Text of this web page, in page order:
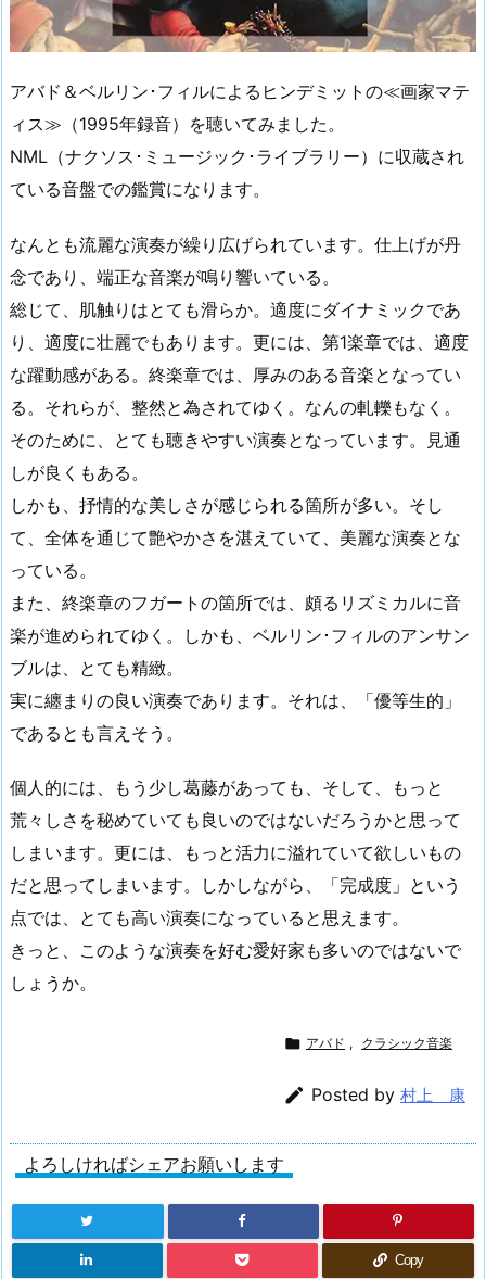
アバド＆ベルリン･フィルによるヒンデミットの≪画家マテ
ィス≫（1995年録音）を聴いてみました。
NML（ナクソス･ミュージック･ライブラリー）に収蔵され
ている音盤での鑑賞になります。
なんとも流麗な演奏が繰り広げられています。仕上げが丹
念であり、端正な音楽が鳴り響いている。
総じて、肌触りはとても滑らか。適度にダイナミックであ
り、適度に壮麗でもあります。更には、第1楽章では、適度
な躍動感がある。終楽章では、厚みのある音楽となってい
る。それらが、整然と為されてゆく。なんの軋轢もなく。
そのために、とても聴きやすい演奏となっています。見通
しが良くもある。
しかも、抒情的な美しさが感じられる箇所が多い。そし
て、全体を通じて艶やかさを湛えていて、美麗な演奏とな
っている。
また、終楽章のフガートの箇所では、頗るリズミカルに音
楽が進められてゆく。しかも、ベルリン･フィルのアンサン
ブルは、とても精緻。
実に纏まりの良い演奏であります。それは、「優等生的」
であるとも言えそう。
個人的には、もう少し葛藤があっても、そして、もっと
荒々しさを秘めていても良いのではないだろうかと思って
しまいます。更には、もっと活力に溢れていて欲しいもの
だと思ってしまいます。しかしながら、「完成度」という
点では、とても高い演奏になっていると思えます。
きっと、このような演奏を好む愛好家も多いのではないで
しょうか。
 アバド , クラシック音楽
 Posted by 村上 康
よろしければシェアお願いします
Copy